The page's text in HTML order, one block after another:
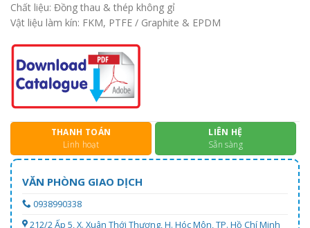
Chất liệu: Đồng thau & thép không gỉ
Vật liệu làm kín: FKM, PTFE / Graphite & EPDM
THANH TOÁN
Linh hoạt
LIÊN HỆ
Sẵn sàng
VĂN PHÒNG GIAO DỊCH
0938990338
212/2 Ấp 5, X. Xuân Thới Thượng, H. Hóc Môn, TP. Hồ Chí Minh